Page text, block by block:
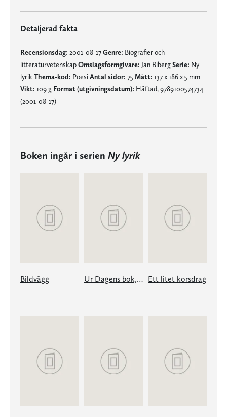
Detaljerad fakta
Recensionsdag: 2001-08-17Genre: Biografier och
litteraturvetenskapOmslagsformgivare: Jan BibergSerie: Ny
lyrik Thema-kod: PoesiAntal sidor: 75 Mått: 137 x 186 x 5 mm
Vikt: 109 g Format (utgivningsdatum): Häftad, 9789100574734
(2001-08-17)
Boken ingår i serien Ny lyrik
Bildvägg Ur Dagens bok, och Drömmens Ett litet korsdrag